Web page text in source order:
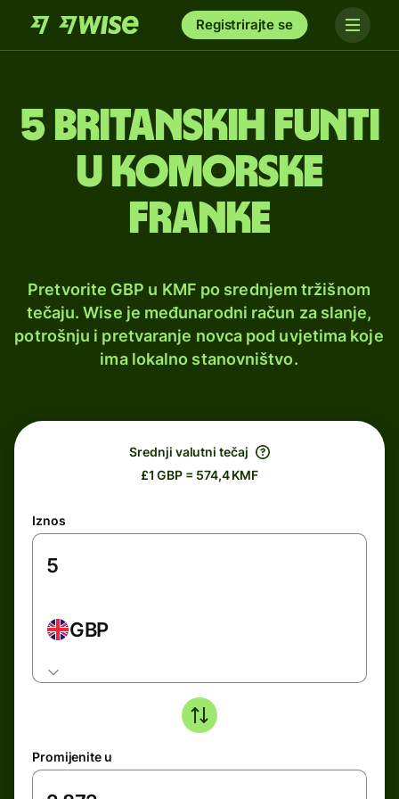
Registrirajte se
5 britanskih funti
u komorske
franke
Pretvorite GBP u KMF po srednjem tržišnom
tečaju. Wise je međunarodni račun za slanje,
potrošnju i pretvaranje novca pod uvjetima koje
ima lokalno stanovništvo.
Srednji valutni tečaj
£1 GBP = 574,4 KMF
Iznos
GBP
Promijenite u